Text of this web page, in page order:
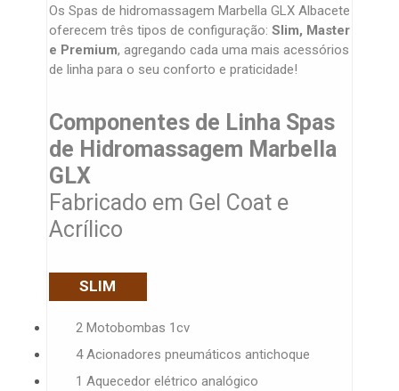
Os Spas de hidromassagem Marbella GLX Albacete
oferecem três tipos de configuração: Slim, Master
e Premium, agregando cada uma mais acessórios
de linha para o seu conforto e praticidade!
Componentes de Linha Spas
de Hidromassagem Marbella
GLX
Fabricado em Gel Coat e
Acrílico
SLIM
2 Motobombas 1cv
4 Acionadores pneumáticos antichoque
1 Aquecedor elétrico analógico